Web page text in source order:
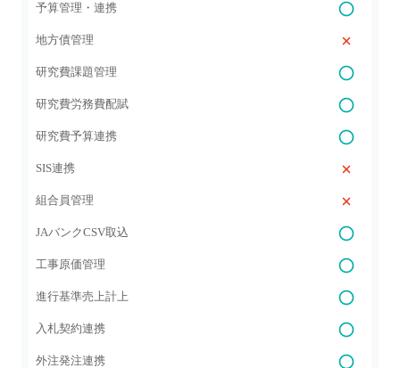
予算管理・連携
地方債管理
研究費課題管理
研究費労務費配賦
研究費予算連携
SIS連携
組合員管理
JAバンクCSV取込
工事原価管理
進行基準売上計上
入札契約連携
外注発注連携